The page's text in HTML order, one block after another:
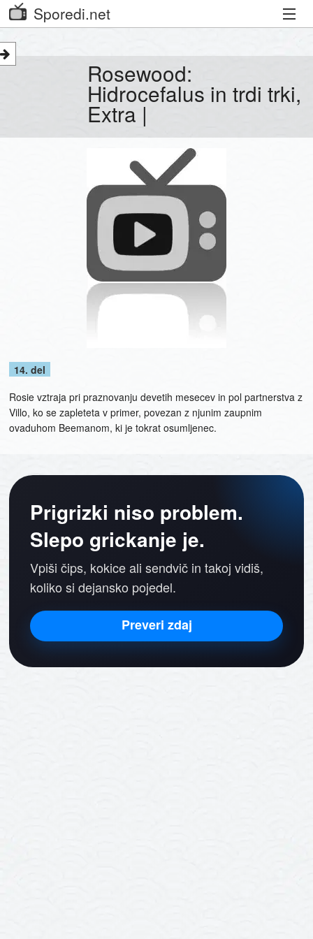
Sporedi.net
Priljubljeni kanali
Iskalnik
Rosewood:
Hidrocefalus in trdi trki,
Extra |
14. del
Rosie vztraja pri praznovanju devetih mesecev in pol partnerstva z
Villo, ko se zapleteta v primer, povezan z njunim zaupnim
ovaduhom Beemanom, ki je tokrat osumljenec.
Prigrizki niso problem.
Slepo grickanje je.
Vpiši čips, kokice ali sendvič in takoj vidiš,
koliko si dejansko pojedel.
Preveri zdaj